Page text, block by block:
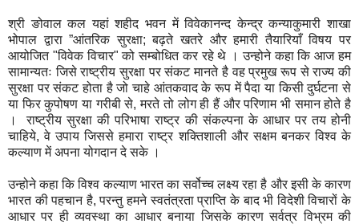
श्री ङोवाल कल यहां शहीद भवन में विवेकानन्द केन्द्र कन्याकुमारी शाखा
भोपाल द्वारा ”आंतरिक सुरक्षा; बढ़ते खतरे और हमारी तैयारियाँ विषय पर
आयोजित "विवेक विचार" को सम्बोधित कर रहे थे । उन्होने कहा कि आज हम
सामान्यतः जिसे राष्ट्रीय सुरक्षा पर संकट मानते है वह प्रमुख रूप से राज्य की
सुरक्षा पर संकट होता है जो चाहे आंतकवाद के रूप में पैदा या किसी दुर्घटना से
या फिर कुपोषण या गरीबी से, मरते तो लोग ही हैं और परिणाम भी समान होते है
। राष्ट्रीय सुरक्षा की परिभाषा राष्ट्र की संकल्पना के आधार पर तय होनी
चाहिये, वे उपाय जिससे हमारा राष्ट्र शक्तिशाली और सक्षम बनकर विश्व के
कल्याण में अपना योगदान दे सके ।
उन्होने कहा कि विश्व कल्याण भारत का सर्वोच्च लक्ष्य रहा है और इसी के कारण
भारत की पहचान है, परन्तु हमने स्वतंत्रता प्राप्ति के बाद भी विदेशी विचारों के
आधार पर ही व्यवस्था का आधार बनाया जिसके कारण सर्वत्र विभ्रम की